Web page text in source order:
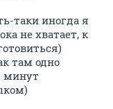
таки иногда я
не хватает, к
там одно
минут